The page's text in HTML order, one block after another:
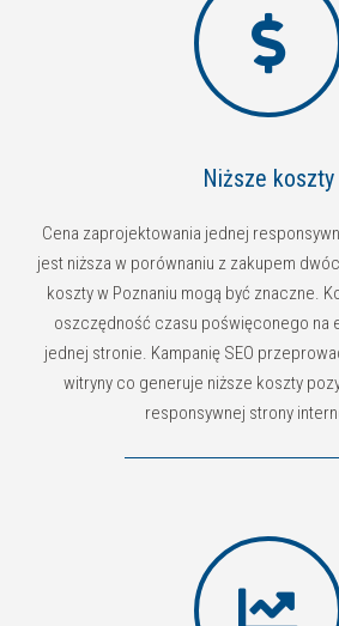
Niższe koszty
Cena zaprojektowania jednej
jest niższa w porównaniu z zakupem
koszty w Poznaniu mogą być znaczne.
oszczędność czasu poświęconego na
jednej stronie. Kampanię SEO
witryny co generuje niższe koszty
responsywnej strony